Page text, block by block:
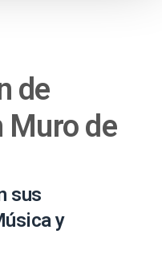
de
Muro de
sus
y